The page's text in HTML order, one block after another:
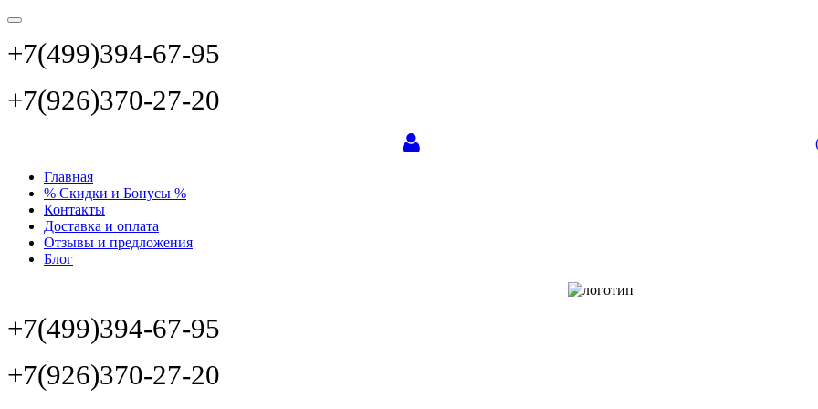
+7(499)394-67-95
+7(926)370-27-20
Главная
% Скидки и Бонусы %
Контакты
Доставка и оплата
Отзывы и предложения
Блог
+7(499)394-67-95
+7(926)370-27-20